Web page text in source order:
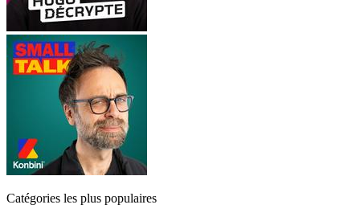
Catégories les plus populaires